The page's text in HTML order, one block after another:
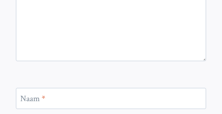
Naam*